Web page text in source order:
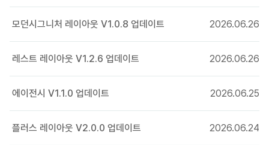
로그인 모달박스 세로 정렬을 자동으로 수정
메인 타입 중 풀스크린 이미지, 풀스크린 유투브의 제목,내용에 텍스트
애니메이션 효과 추가
2018-04-05 V1.0.3 업데이트 내역
모던시그니처 레이아웃 V1.0.8 업데이트 2026.06.26
레스트 레이아웃 V1.2.6 업데이트 2026.06.26
에이전시 V1.1.0 업데이트 2026.06.25
플러스 레이아웃 V2.0.0 업데이트 2026.06.24